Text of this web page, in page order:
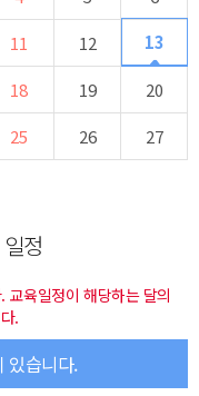
11 12 13
18 19
20
25 26
27
정
육일정이 해당하는 달의
.
있습니다.